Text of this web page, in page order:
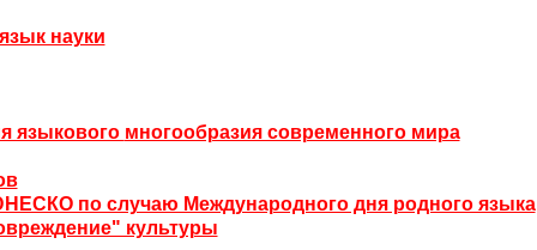
науки
языкового многообразия современного мира
по случаю Международного дня родного языка
культуры